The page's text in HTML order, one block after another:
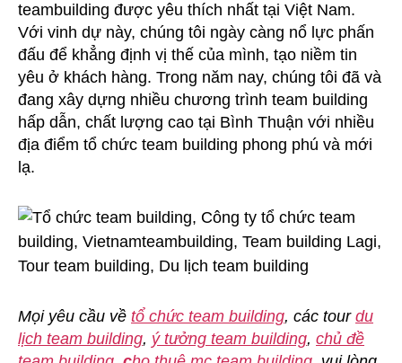
teambuilding được yêu thích nhất tại Việt Nam.
Với vinh dự này, chúng tôi ngày càng nổ lực phấn
đấu để khẳng định vị thế của mình, tạo niềm tin
yêu ở khách hàng. Trong năm nay, chúng tôi đã và
đang xây dựng nhiều chương trình team building
hấp dẫn, chất lượng cao tại Bình Thuận với nhiều
địa điểm tổ chức team building phong phú và mới
lạ.
Mọi yêu cầu về tổ chức team building, các tour du
lịch team building, ý tưởng team building, chủ đề